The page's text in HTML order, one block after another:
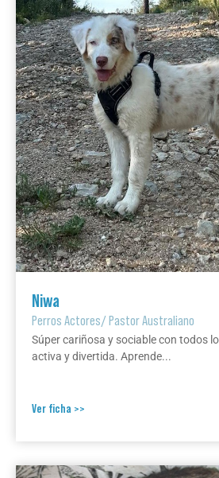
Niwa
Perros Actores/Pastor Australiano
Súper cariñosa y sociable con todos
activa y divertida. Aprende...
Ver ficha >>